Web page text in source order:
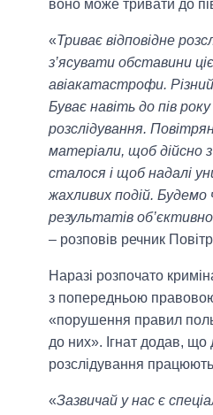
воно може тривати до
«Триває відповідне
з’ясувати обставини
авіакатастрофи.
Буває навіть до пів
розслідування.
матеріали, щоб дійсно
сталося і щоб надалі
жахливих подій. Будемо
результатів
– розповів речник
Наразі розпочато
з попередньою
«порушення правил
до них». Ігнат додав, що
розслідування
«Зазвичай у нас є